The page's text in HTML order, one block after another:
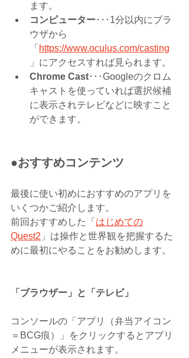
ます。
コンピューター･･･1分以内にブラ
ウザから
「 https://www.oculus.com/casting
」にアクセスすれば見られます。
Chrome Cast･･･Googleのクロム
キャストを使っていれば選択候補
に表示されテレビなどに映すこと
ができます。
●おすすめコンテンツ
最後に使い初めにおすすめのアプリを
いくつかご紹介します。
前回おすすめした「 はじめての
Quest2 」は操作と世界観を把握するた
めに最初にやることをお勧めします。
「ブラウザー」と「テレビ」
コンソールの「アプリ（弁当アイコン
＝BCG痕）」をクリックするとアプリ
メニューが表示されます。